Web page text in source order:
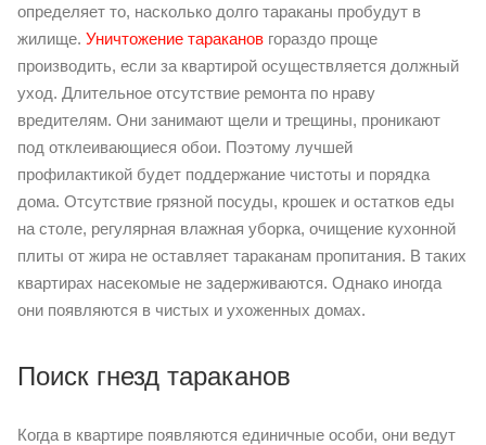
определяет то, насколько долго тараканы пробудут в
жилище. Уничтожение тараканов гораздо проще
производить, если за квартирой осуществляется должный
уход. Длительное отсутствие ремонта по нраву
вредителям. Они занимают щели и трещины, проникают
под отклеивающиеся обои. Поэтому лучшей
профилактикой будет поддержание чистоты и порядка
дома. Отсутствие грязной посуды, крошек и остатков еды
на столе, регулярная влажная уборка, очищение кухонной
плиты от жира не оставляет тараканам пропитания. В таких
квартирах насекомые не задерживаются. Однако иногда
они появляются в чистых и ухоженных домах.
Поиск гнезд тараканов
Когда в квартире появляются единичные особи, они ведут